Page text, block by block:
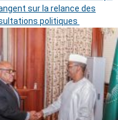
sur la relance des
politiques